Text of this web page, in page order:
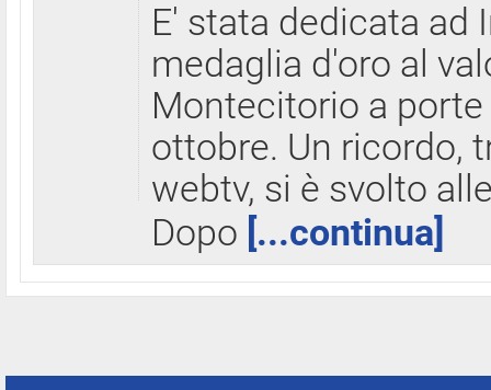
E' stata dedicata ad
medaglia d'oro al
Montecitorio a
ottobre. Un ricordo,
webtv, si è svolto
Dopo [...continua]